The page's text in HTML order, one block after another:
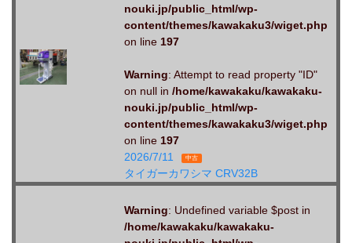
nouki.jp/public_html/wp-
content/themes/kawakaku3/wiget.php
on line 197
Warning: Attempt to read property "ID"
on null in /home/kawakaku/kawakaku-
nouki.jp/public_html/wp-
content/themes/kawakaku3/wiget.php
on line 197
2026/7/11
中古
タイガーカワシマ CRV32B
Warning: Undefined variable $post in
/home/kawakaku/kawakaku-